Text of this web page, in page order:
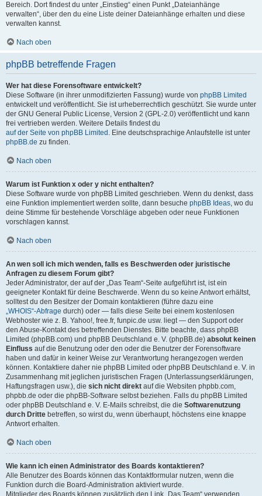
Bereich. Dort findest du unter „Einstieg“ einen Punkt „Dateianhänge
verwalten“, über den du eine Liste deiner Dateianhänge erhalten und diese
verwalten kannst.
Nach oben
phpBB betreffende Fragen
Wer hat diese Forensoftware entwickelt?
Diese Software (in ihrer unmodifizierten Fassung) wurde von phpBB Limited
entwickelt und veröffentlicht. Sie ist urheberrechtlich geschützt. Sie wurde unter
der GNU General Public License, Version 2 (GPL-2.0) veröffentlicht und kann
frei vertrieben werden. Weitere Details findest du
auf der Seite von phpBB Limited . Eine deutschsprachige Anlaufstelle ist unter
phpBB.de zu finden.
Nach oben
Warum ist Funktion x oder y nicht enthalten?
Diese Software wurde von phpBB Limited geschrieben. Wenn du denkst, dass
eine Funktion implementiert werden sollte, dann besuche phpBB Ideas, wo du
deine Stimme für bestehende Vorschläge abgeben oder neue Funktionen
vorschlagen kannst.
Nach oben
An wen soll ich mich wenden, falls es Beschwerden oder juristische
Anfragen zu diesem Forum gibt?
Jeder Administrator, der auf der „Das Team“-Seite aufgeführt ist, ist ein
geeigneter Kontakt für deine Beschwerde. Wenn du so keine Antwort erhältst,
solltest du den Besitzer der Domain kontaktieren (führe dazu eine
„WHOIS“-Abfrage durch) oder — falls diese Seite bei einem kostenlosen
Webhoster wie z. B. Yahoo!, free.fr, funpic.de usw. liegt — den Support oder
den Abuse-Kontakt des betreffenden Dienstes. Bitte beachte, dass phpBB
Limited (phpBB.com) und phpBB Deutschland e. V. (phpBB.de) absolut keinen
Einfluss auf die Benutzung oder den oder die Benutzer der Forensoftware
haben und dafür in keiner Weise zur Verantwortung herangezogen werden
können. Kontaktiere daher nie phpBB Limited oder phpBB Deutschland e. V. in
Zusammenhang mit jeglichen juristischen Fragen (Unterlassungserklärungen,
Haftungsfragen usw.), die sich nicht direkt auf die Websiten phpbb.com,
phpbb.de oder die phpBB-Software selbst beziehen. Falls du phpBB Limited
oder phpBB Deutschland e. V. E-Mails schreibst, die die Softwarenutzung
durch Dritte betreffen, so wirst du, wenn überhaupt, höchstens eine knappe
Antwort erhalten.
Nach oben
Wie kann ich einen Administrator des Boards kontaktieren?
Alle Benutzer des Boards können das Kontaktformular nutzen, wenn die
Funktion durch die Board-Administration aktiviert wurde.
Mitglieder des Boards können zusätzlich den Link „Das Team“ verwenden.